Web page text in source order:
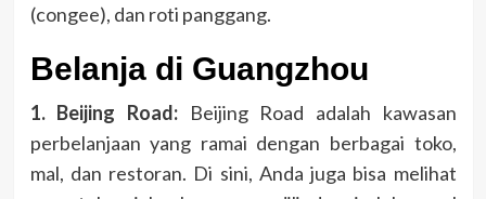
(congee), dan roti panggang.
Belanja di Guangzhou
1. Beijing Road:Beijing Road adalah kawasan
perbelanjaan yang ramai dengan berbagai toko,
mal, dan restoran. Di sini, Anda juga bisa melihat